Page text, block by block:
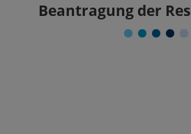
Beantragung der